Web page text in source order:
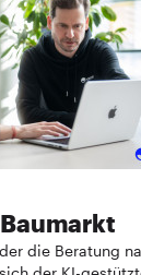
die Beratung